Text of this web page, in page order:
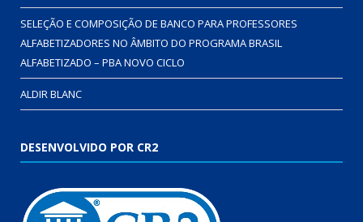
SELEÇÃO E COMPOSIÇÃO DE BANCO PARA PROFESSORES
ALFABETIZADORES NO ÂMBITO DO PROGRAMA BRASIL
ALFABETIZADO – PBA NOVO CICLO
ALDIR BLANC
DESENVOLVIDO POR CR2